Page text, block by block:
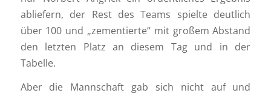
abliefern, der Rest des Teams spielte deutlich
über 100 und „zementierte“ mit großem Abstand
den letzten Platz an diesem Tag und in der
Tabelle.
Aber die Mannschaft gab sich nicht auf und